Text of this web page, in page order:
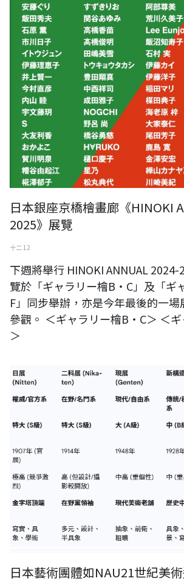
日本銀座京橋檜畫廊《HINOKI
2025》展覽
十二 12
下週將舉行 HINOKI ANNUAL 2024-
覽於「ギャラリー檜B・C」及「ギ
F」同步舉辦，亦是今年最後的一
參觀。 ＜ギャラリー檜B・C＞ ＜
＞
日本藝術團體如NAU21世紀美